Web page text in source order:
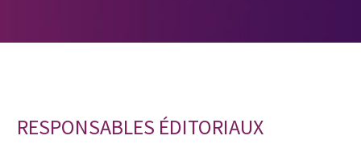
RESPONSABLES ÉDITORIAUX